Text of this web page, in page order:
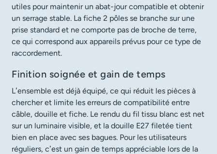
utiles pour maintenir un abat-jour compatible et obtenir
un serrage stable. La fiche 2 pôles se branche sur une
prise standard et ne comporte pas de broche de terre,
ce qui correspond aux appareils prévus pour ce type de
raccordement.
Finition soignée et gain de temps
L’ensemble est déjà équipé, ce qui réduit les pièces à
chercher et limite les erreurs de compatibilité entre
câble, douille et fiche. Le rendu du fil tissu blanc est net
sur un luminaire visible, et la douille E27 filetée tient
bien en place avec ses bagues. Pour les utilisateurs
réguliers, c’est un gain de temps appréciable lors de la